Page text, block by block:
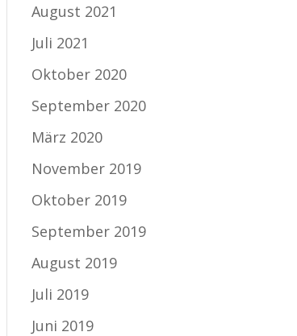
August 2021
Juli 2021
Oktober 2020
September 2020
März 2020
November 2019
Oktober 2019
September 2019
August 2019
Juli 2019
Juni 2019